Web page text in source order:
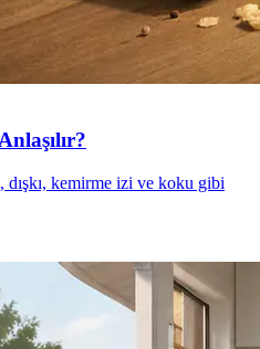
dışkı, kemirme izi ve koku gibi